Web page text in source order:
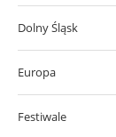
Dolny Śląsk
Europa
Festiwale